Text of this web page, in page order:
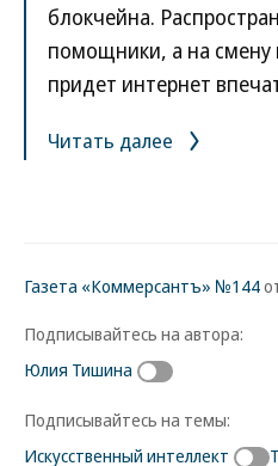
блокчейна.
помощники, а на смену
придет интернет
Читать далее
Газета «Коммерсантъ» №144
Подписывайтесь на автора:
Юлия Тишина
Подписывайтесь на темы:
Искусственный интеллект